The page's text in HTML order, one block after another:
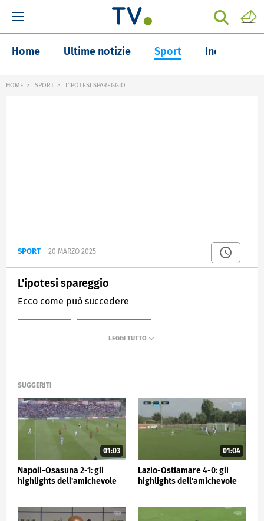
Home Ultime notizie Sport Inchieste
HOME SPORT L'IPOTESI SPAREGGIO
SPORT 20 MARZO 2025
L'ipotesi spareggio
Ecco come può succedere
SUGGERITI
01:03
Napoli-Osasuna 2-1: gli
highlights dell'amichevole
01:04
Lazio-Ostiamare 4-0: gli
highlights dell'amichevole